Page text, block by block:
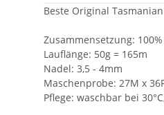
Beste Original
Zusammensetzung:
Lauflänge: 50g = 165m
Nadel: 3,5 - 4mm
Maschenprobe: 27M x
Pflege: waschbar bei